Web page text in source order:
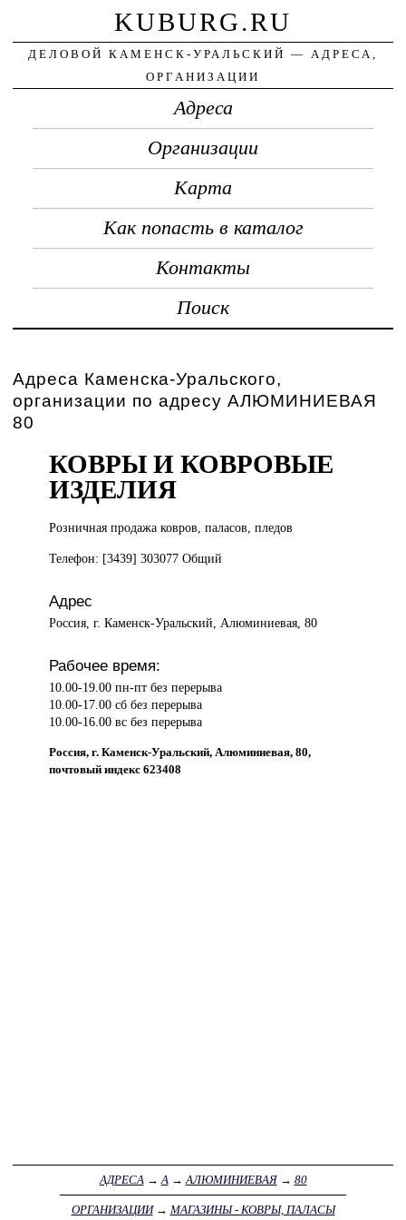
KUBURG.RU
ДЕЛОВОЙ КАМЕНСК-УРАЛЬСКИЙ — АДРЕСА,
ОРГАНИЗАЦИИ
Адреса
Организации
Карта
Как попасть в каталог
Контакты
Поиск
Адреса Каменска-Уральского,
организации по адресу АЛЮМИНИЕВАЯ
80
КОВРЫ И КОВРОВЫЕ
ИЗДЕЛИЯ
Розничная продажаковров, паласов, пледов
Телефон: [3439] 303077 Общий
Адрес
Россия, г. Каменск-Уральский, Алюминиевая, 80
Рабочее время:
10.00-19.00 пн-пт без перерыва
10.00-17.00 сб без перерыва
10.00-16.00 вс без перерыва
Россия, г. Каменск-Уральский, Алюминиевая, 80,
почтовый индекс 623408
АДРЕСА→А→АЛЮМИНИЕВАЯ→ 80
ОРГАНИЗАЦИИ→ МАГАЗИНЫ - КОВРЫ, ПАЛАСЫ